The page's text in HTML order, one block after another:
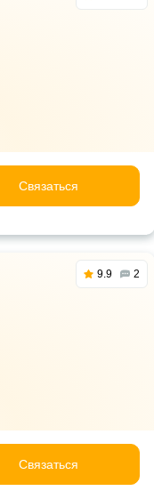
Связаться
9.9 2
Связаться